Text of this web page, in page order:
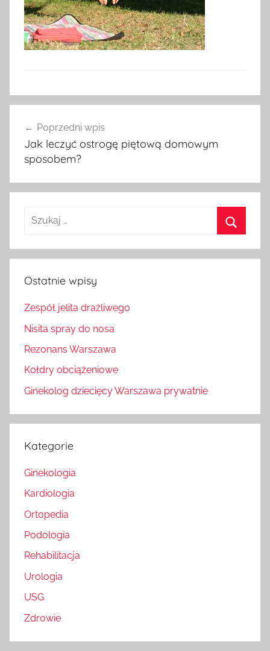
wpisu
Poprzedni wpis
Jak leczyć ostrogę piętową domowym
sposobem?
Szukaj:
Ostatnie wpisy
Zespół jelita drażliwego
Nisita spray do nosa
Rezonans Warszawa
Kołdry obciążeniowe
Ginekolog dziecięcy Warszawa prywatnie
Kategorie
Ginekologia
Kardiologia
Ortopedia
Podologia
Rehabilitacja
Urologia
USG
Zdrowie